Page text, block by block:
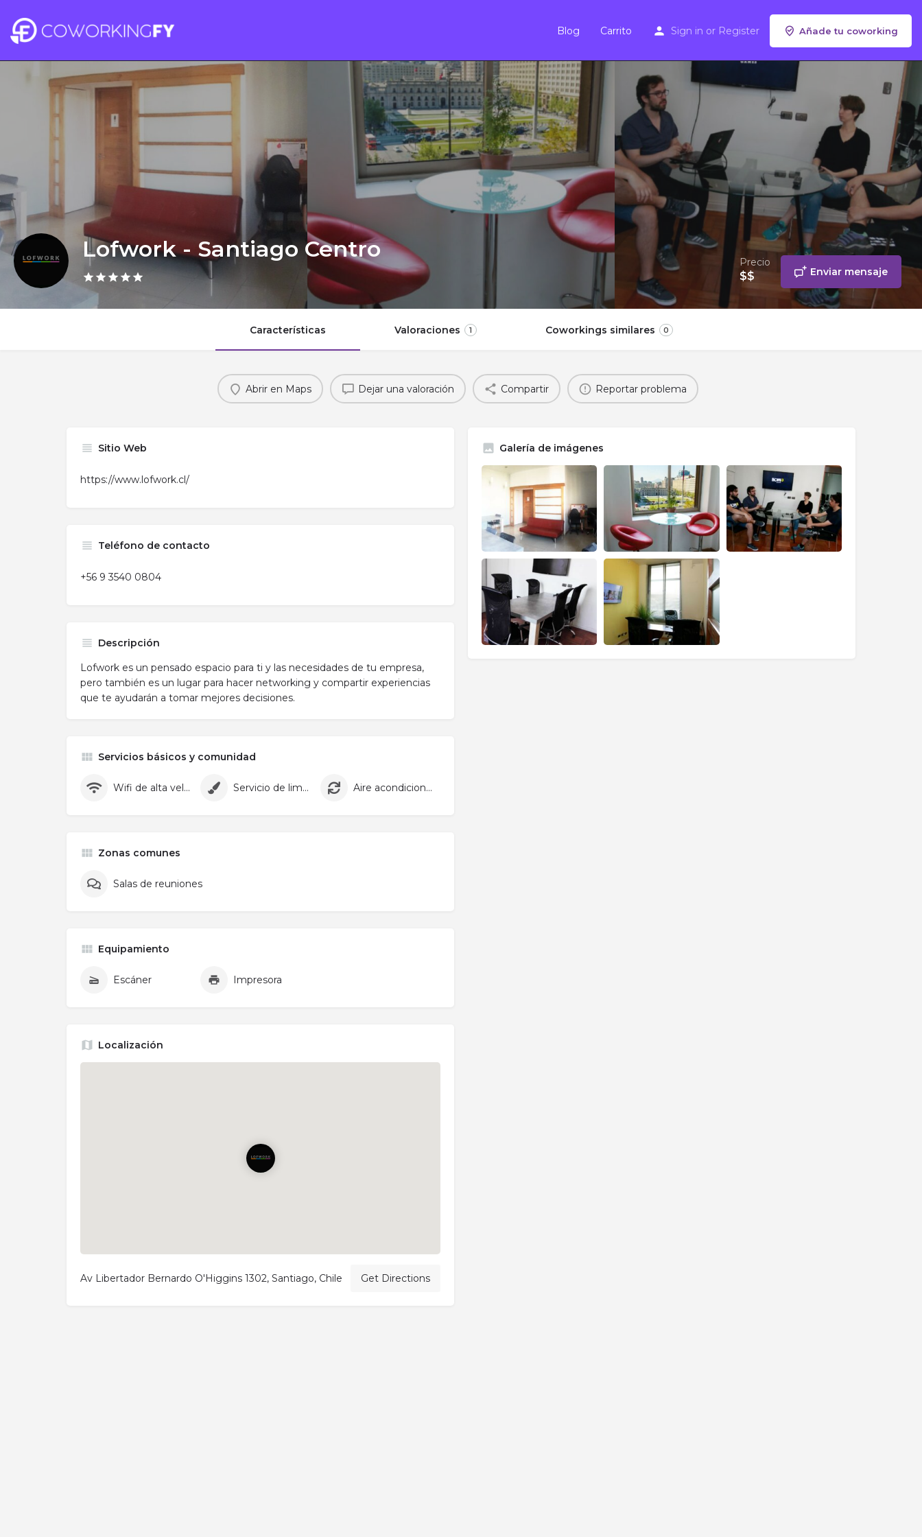
Blog Carrito Sign in or Register Añade tu coworking
Lofwork - Santiago Centro
Precio
$$ Enviar mensaje
Características Valoraciones 1 Coworkings similares 0
Abrir en Maps Dejar una valoración Compartir Reportar problema
Sitio Web
https://www.lofwork.cl/
Teléfono de contacto
+56 9 3540 0804
Descripción
Lofwork es un pensado espacio para ti y las necesidades de tu empresa,
pero también es un lugar para hacer networking y compartir experiencias
que te ayudarán a tomar mejores decisiones.
Servicios básicos y comunidad
Wifi de alta velocidad Servicio de limpieza Aire acondicionado
Zonas comunes
Salas de reuniones
Equipamiento
Escáner Impresora
Localización
Av Libertador Bernardo O'Higgins 1302, Santiago, Chile Get Directions
Galería de imágenes